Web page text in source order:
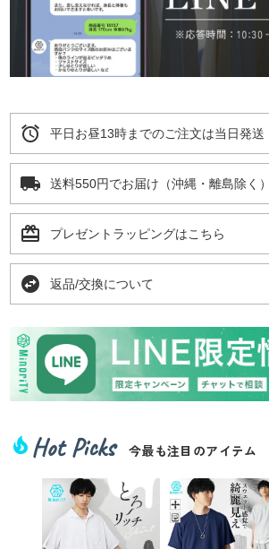
alarm 平日お昼13時までのご注文は当日発送
local_shipping 送料550円でお届け（沖縄・離島除く）
card_giftcard プレゼントラッピングはこちら
swap_horizontal_circle 返品/交換について
local_fire_department Hot Picks 今最も注目のアイテム